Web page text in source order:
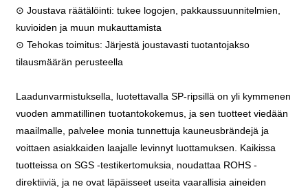
⊙ Joustava räätälöinti: tukee logojen, pakkaussuunnitelmien,
kuvioiden ja muun mukauttamista
⊙ Tehokas toimitus: Järjestä joustavasti tuotantojakso
tilausmäärän perusteella
Laadunvarmistuksella, luotettavalla SP-ripsillä on yli kymmenen
vuoden ammatillinen tuotantokokemus, ja sen tuotteet viedään
maailmalle, palvelee monia tunnettuja kauneusbrändejä ja
voittaen asiakkaiden laajalle levinnyt luottamuksen. Kaikissa
tuotteissa on SGS -testikertomuksia, noudattaa ROHS -
direktiiviä, ja ne ovat läpäisseet useita vaarallisia aineiden